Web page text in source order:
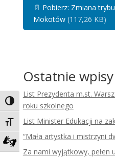
Toggle High Contrast
Toggle Font size
Zadzwoń do tłumacza języka
📄 Pobierz: Zmiana
Mokotów (117,26 KB)
Ostatnie wpisy
List Prezydenta m.st.
roku szkolnego
List Minister Edukacji na
“Mała artystka i mistrzyni
Za nami wyjątkowy, pełen